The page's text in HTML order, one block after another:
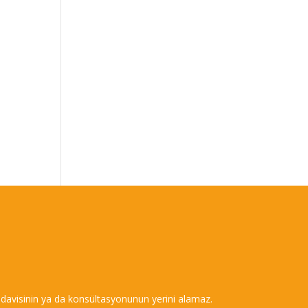
ya da konsültasyonunun yerini alamaz.